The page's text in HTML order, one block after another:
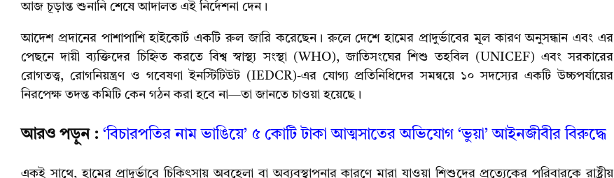
আজ চূড়ান্ত শুনানি শেষে আদালত এই নির্দেশনা দেন।
আদেশ প্রদানের পাশাপাশি হাইকোর্ট একটি রুল জারি করেছেন। রুলে দেশে হামের প্রাদুর্ভাবের মূল কারণ অনুসন্ধান এবং এর
পেছনে দায়ী ব্যক্তিদের চিহ্নিত করতে বিশ্ব স্বাস্থ্য সংস্থা (WHO), জাতিসংঘের শিশু তহবিল (UNICEF) এবং সরকারের
রোগতত্ত্ব, রোগনিয়ন্ত্রণ ও গবেষণা ইনস্টিটিউট (IEDCR)-এর যোগ্য প্রতিনিধিদের সমন্বয়ে ১০ সদস্যের একটি উচ্চপর্যায়ের
নিরপেক্ষ তদন্ত কমিটি কেন গঠন করা হবে না—তা জানতে চাওয়া হয়েছে।
আরও পড়ুন : ‘বিচারপতির নাম ভাঙিয়ে’ ৫ কোটি টাকা আত্মসাতের অভিযোগ ‘ভুয়া’ আইনজীবীর বিরুদ্ধে
একই সাথে, হামের প্রাদুর্ভাবে চিকিৎসায় অবহেলা বা অব্যবস্থাপনার কারণে মারা যাওয়া শিশুদের প্রত্যেকের পরিবারকে রাষ্ট্রীয়